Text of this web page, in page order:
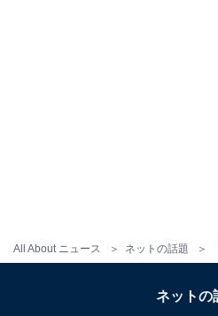
All About ニュース ネットの話題
ネットの